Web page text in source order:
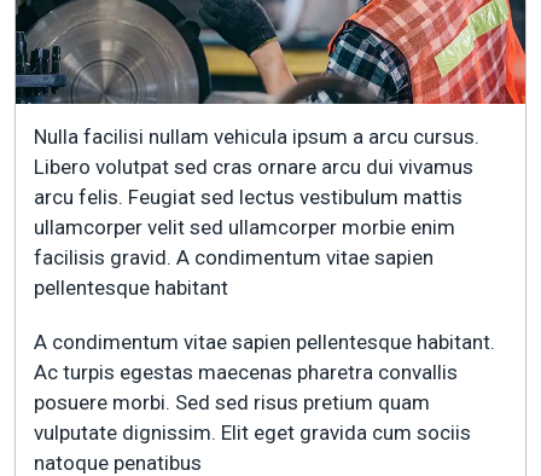
Nulla facilisi nullam vehicula ipsum a arcu cursus.
Libero volutpat sed cras ornare arcu dui vivamus
arcu felis. Feugiat sed lectus vestibulum mattis
ullamcorper velit sed ullamcorper morbie enim
facilisis gravid. A condimentum vitae sapien
pellentesque habitant
A condimentum vitae sapien pellentesque habitant.
Ac turpis egestas maecenas pharetra convallis
posuere morbi. Sed sed risus pretium quam
vulputate dignissim. Elit eget gravida cum sociis
natoque penatibus